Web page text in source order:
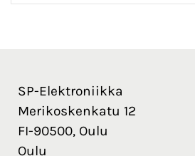
SP-Elektroniikka
Merikoskenkatu 12
FI-90500, Oulu
Oulu